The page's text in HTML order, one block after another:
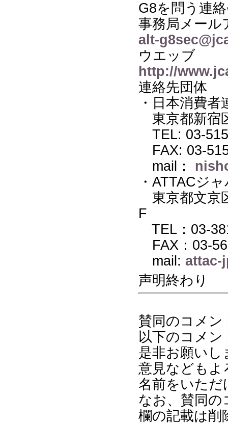
G8を問う連
事務局メール
alt-
ウエッブ
http://
連絡先団体
・日本消費者
東京都新宿
TEL: 03-
FAX: 03-
mail：
・ATTACジ
東京都文京
F
TEL：03-
FAX：03-
mail: attac-
声明終わり
賛同のコメ
以下のコメ
是非お願いし
意見などもよ
名前をいた
なお、賛同
欄の記載は削